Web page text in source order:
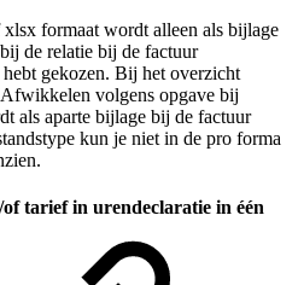
formaat wordt alleen als bijlage
de relatie bij de factuur
gekozen. Bij het overzicht
volgens opgave bij
als aparte bijlage bij de factuur
kun je niet in de pro forma
tarief in urendeclaratie in één